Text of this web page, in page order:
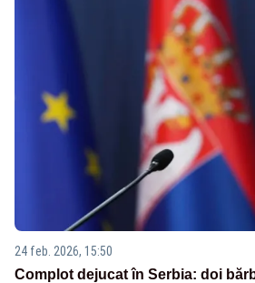
24 feb. 2026, 15:50
Complot dejucat în Serbia: doi